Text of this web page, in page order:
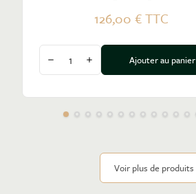
126,00 €TTC
Diminuer la quantité
Augmenter la quantité
Ajouter au panier
Voir plus de produits